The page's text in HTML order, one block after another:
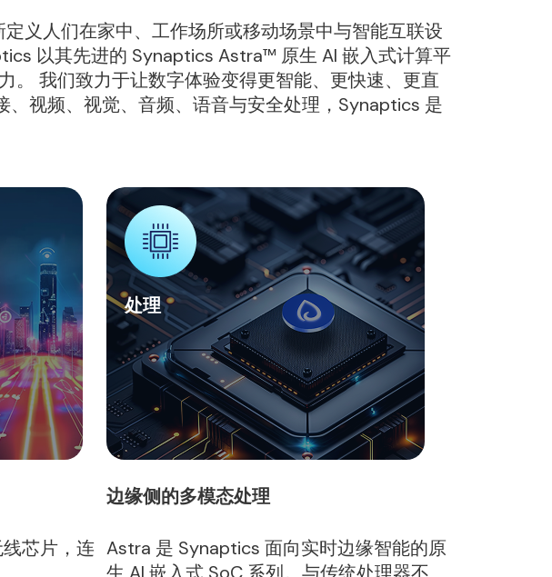
义人们在家中、工作场所或移动场景中与智能互联设
以其先进的 Synaptics Astra™ 原生 AI 嵌入式计算平
。 我们致力于让数字体验变得更智能、更快速、更直
视频、视觉、音频、语音与安全处理，Synaptics 是
芯片，连
处理
边缘侧的多模态处理
Astra 是 Synaptics 面向实时边缘智能的原